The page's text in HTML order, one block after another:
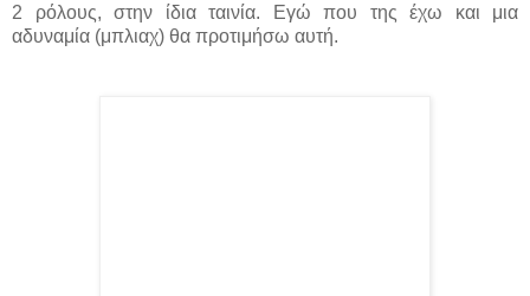
2 ρόλους, στην ίδια ταινία. Εγώ που της έχω και μια
αδυναμία (μπλιαχ) θα προτιμήσω αυτή.